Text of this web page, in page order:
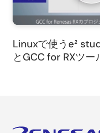
Linuxで使うe²
とGCC for RXツー